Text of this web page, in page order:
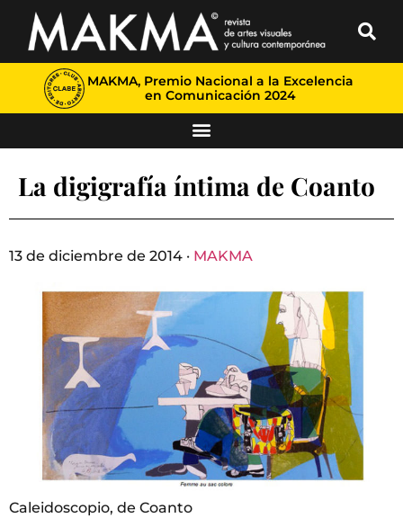
MAKMA, Premio Nacional a la Excelencia
en Comunicación 2024
La digigrafía íntima de Coanto
13 de diciembre de 2014 · MAKMA
Caleidoscopio, de Coanto